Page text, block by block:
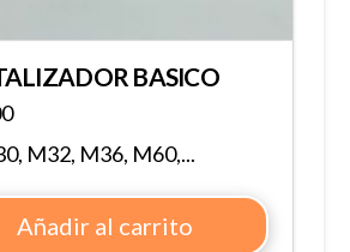
BASICO
M32, M36, M60,...
Añadir al carrito